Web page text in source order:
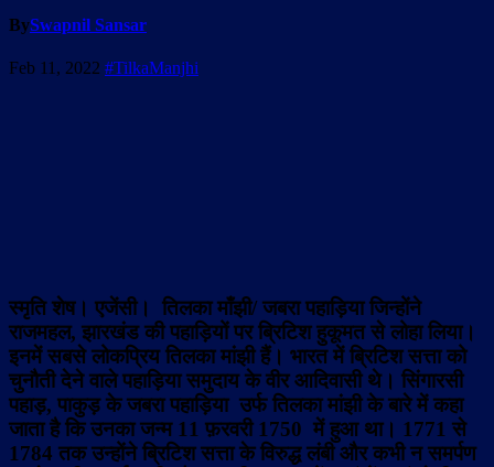
BySwapnil Sansar
Feb 11, 2022 #TilkaManjhi
स्मृति शेष। एजेंसी। तिलका माँझी/ जबरा पहाड़िया जिन्होंने
राजमहल, झारखंड की पहाड़ियों पर ब्रिटिश हुकूमत से लोहा लिया।
इनमें सबसे लोकप्रिय तिलका मांझी हैं। भारत में ब्रिटिश सत्ता को
चुनौती देने वाले पहाड़िया समुदाय के वीर आदिवासी थे। सिंगारसी
पहाड़, पाकुड़ के जबरा पहाड़िया उर्फ तिलका मांझी के बारे में कहा
जाता है कि उनका जन्म 11 फ़रवरी 1750 में हुआ था। 1771 से
1784 तक उन्होंने ब्रिटिश सत्ता के विरुद्ध लंबी और कभी न समर्पण